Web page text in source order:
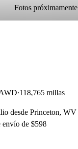
Fotos próximamente
118,765 millas
desde Princeton, WV
de $598